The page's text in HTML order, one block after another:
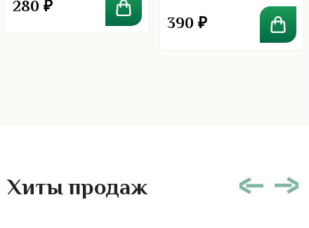
280 ₽
390 ₽
Хиты продаж